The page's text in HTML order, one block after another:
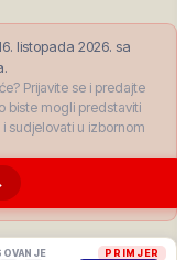
listopada 2026. sa
Prijavite se i predajte
biste mogli predstaviti
sudjelovati u izbornom
PRIMJER